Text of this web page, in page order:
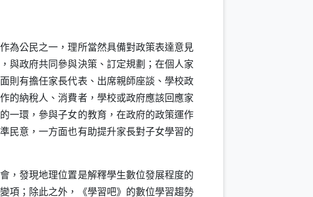
公民之一，理所當然具備對政策表達意見
與政府共同參與決策、訂定規劃；在個人家
則有擔任家長代表、出席親師座談、學校政
的納稅人、消費者，學校或政府應該回應家
一環，參與子女的教育，在政府的政策運作
民意，一方面也有助提升家長對子女學習的
發現地理位置是解釋學生數位發展程度的
項；除此之外，《學習吧》的數位學習趨勢